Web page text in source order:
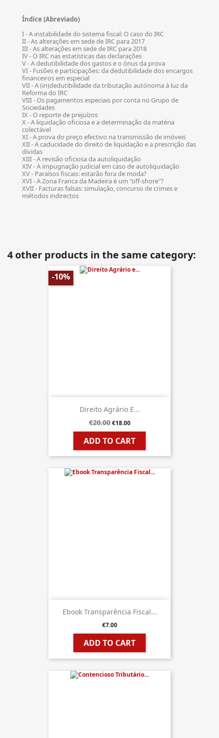
Índice (Abreviado)
I - A instabilidade do sistema fiscal: O caso do IRC
II - As alterações em sede de IRC para 2017
III - As alterações em sede de IRC para 2018
IV - O IRC nas estatísticas das declarações
V - A dedutibilidade dos gastos e o ónus da prova
VI - Fusões e participações: da dedutibilidade dos encargos
financeiros em especial
VII - A (in)dedutibilidade da tributação autónoma à luz da
Reforma do IRC
VIII - Os pagamentos especiais por conta no Grupo de
Sociedades
IX - O reporte de prejuízos
X - A liquidação oficiosa e a determinação da matéria
colectável
XI - A prova do preço efectivo na transmissão de imóveis
XII - A caducidade do direito de liquidação e a prescrição das
dívidas
XIII - A revisão oficiosa da autoliquidação
XIV - A impugnação judicial em caso de autoliquidação
XV - Paraísos fiscais: estarão fora de moda?
XVI - A Zona Franca da Madeira é um "off-shore"?
XVII - Facturas falsas: simulação, concurso de crimes e
métodos indirectos
4 other products in the same category:
Direito Agrário E...
€20.00 €18.00
ADD TO CART
-10%
Ebook Transparência Fiscal...
€7.00
ADD TO CART